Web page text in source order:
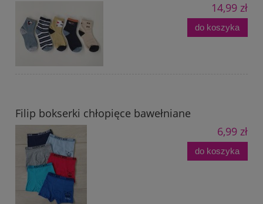
14,99 zł
do koszyka
Filip bokserki chłopięce bawełniane
6,99 zł
do koszyka